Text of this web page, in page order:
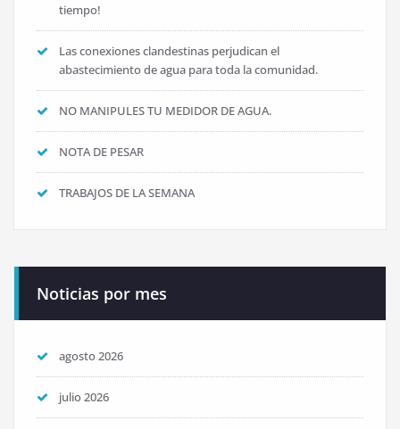
tiempo!
Las conexiones clandestinas perjudican el
abastecimiento de agua para toda la comunidad.
NO MANIPULES TU MEDIDOR DE AGUA.
NOTA DE PESAR
TRABAJOS DE LA SEMANA
Noticias por mes
agosto 2026
julio 2026